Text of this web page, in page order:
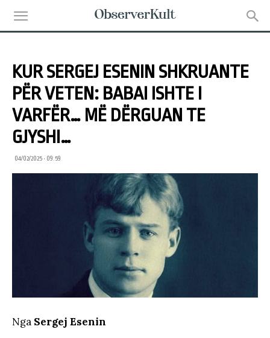
KUR SERGEJ ESENIN SHKRUANTE
PËR VETEN: BABAI ISHTE I
VARFËR… MË DËRGUAN TE
GJYSHI…
04/02/2025 • 09:59
Nga Sergej Esenin